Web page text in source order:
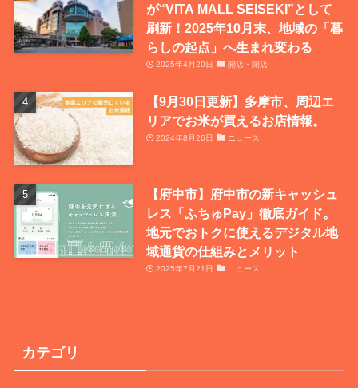
が“VITA MALL SEISEKI”として
刷新！2025年10月末、地域の「暮
らしの起点」へ生まれ変わる
2025年4月20日 開店・閉店
【9月30日更新】多摩市、周辺エ
リアでお米が買えるお店情報。
2024年8月26日 ニュース
【府中市】府中市の新キャッシュ
レス「ふちゅPay」徹底ガイド。
地元でおトクに使えるデジタル地
域通貨の仕組みとメリット
2025年7月21日 ニュース
カテゴリ